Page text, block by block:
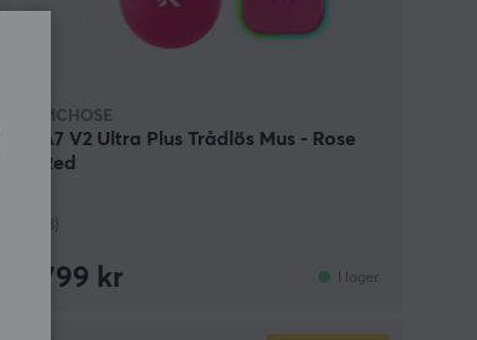
MCHOSE
A7 V2 Ultra Plus Trådlös Mus - Rose
Red
(3)
799 kr I lager